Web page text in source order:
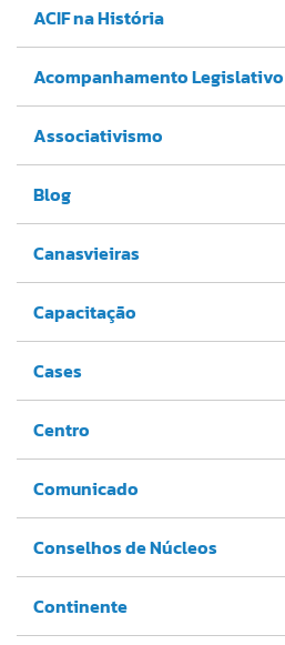
ACIF na História
Acompanhamento Legislativo
Associativismo
Blog
Canasvieiras
Capacitação
Cases
Centro
Comunicado
Conselhos de Núcleos
Continente